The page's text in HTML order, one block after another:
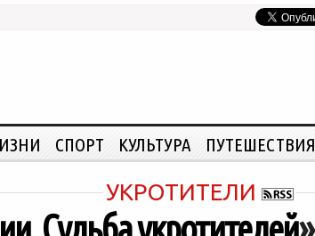
СПОРТ КУЛЬТУРА ПУТЕШЕСТВИЯ
УКРОТИТЕЛИ